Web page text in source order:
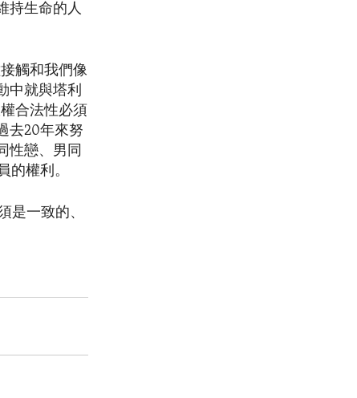
持生命的人
觸和我們像
中就與塔利
合法性必須
去20年來努
性戀、男同
的權利。
是一致的、